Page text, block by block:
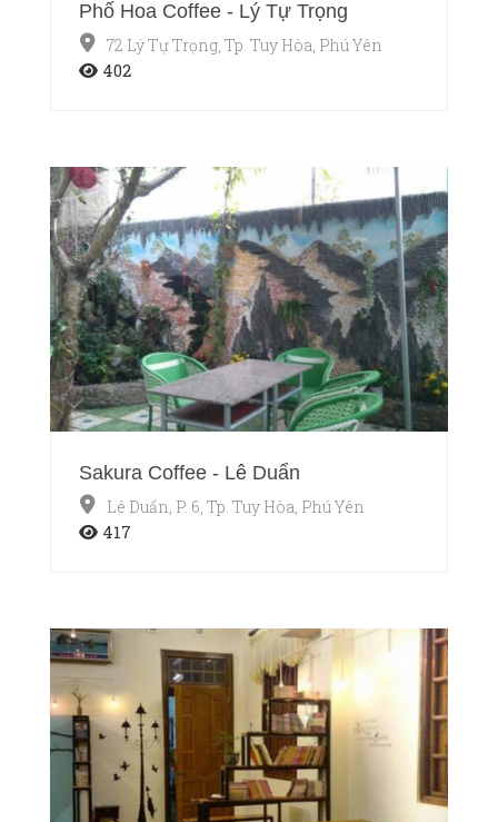
Phố Hoa Coffee - Lý Tự Trọng
72 Lý Tự Trọng, Tp. Tuy Hòa, Phú Yên
402
Sakura Coffee - Lê Duẩn
Lê Duẩn, P. 6, Tp. Tuy Hòa, Phú Yên
417